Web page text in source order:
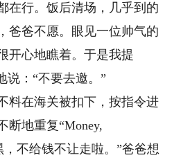
在行。饭后清场，几乎到的
爸爸不愿。眼见一位帅气的
开心地瞧着。于是我提
说：“不要去邀。”
在海关被扣下，按指令进
断地重复“Money,
不给钱不让走啦。”爸爸想